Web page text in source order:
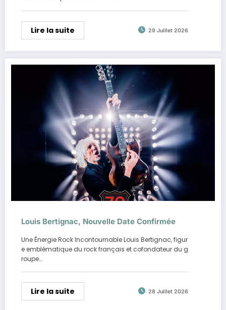
Lire la suite 29 Juillet 2026
Louis Bertignac, Nouvelle Date Confirmée
Une Énergie Rock Incontournable Louis Bertignac, figur
e emblématique du rock français et cofondateur du g
roupe…
Lire la suite 28 Juillet 2026